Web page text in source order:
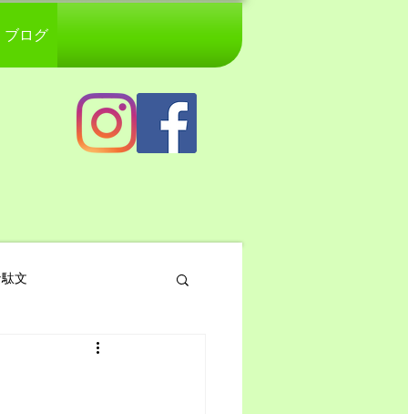
ブログ
文